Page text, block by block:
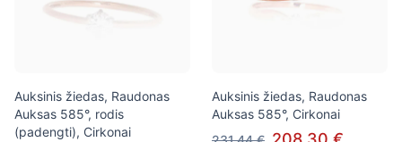
Auksinis žiedas, Raudonas
Auksas 585°, rodis
(padengti), Cirkonai
Auksinis žiedas, Raudonas
Auksas 585°, Cirkonai